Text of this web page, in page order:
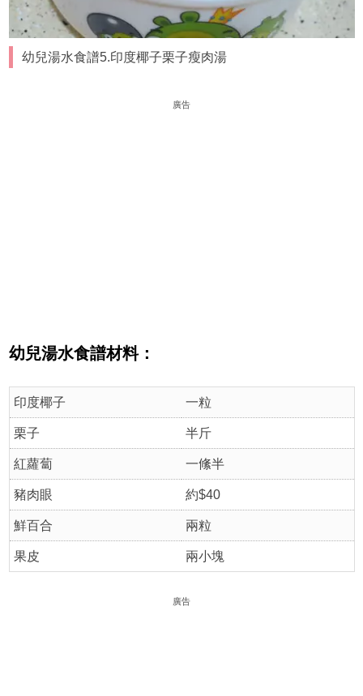
幼兒湯水食譜5.印度椰子栗子瘦肉湯
廣告
幼兒湯水食譜材料：
印度椰子 一粒
栗子 半斤
紅蘿蔔 一絛半
豬肉眼 約$40
鮮百合 兩粒
果皮 兩小塊
廣告